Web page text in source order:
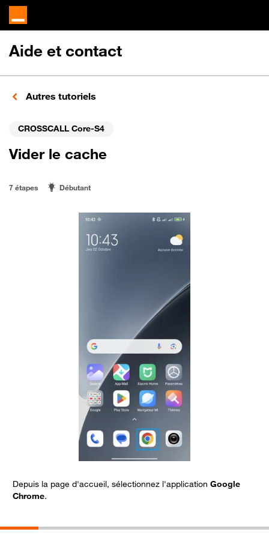
Aide et contact
Autres tutoriels
CROSSCALL Core-S4
Vider le cache
7 étapes Débutant
Depuis la page d'accueil, sélectionnez l'application Google
Chrome.